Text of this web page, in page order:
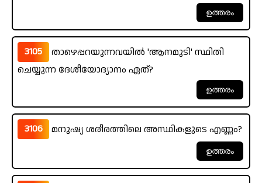
3105
താഴെപ്പറയുന്നവയിൽ 'ആനമുടി' സ്ഥിതി
ചെയ്യുന്ന ദേശീയോദ്യാനം ഏത്?
3106 മനുഷ്യ ശരീരത്തിലെ അസ്ഥികളുടെ എണ്ണം?